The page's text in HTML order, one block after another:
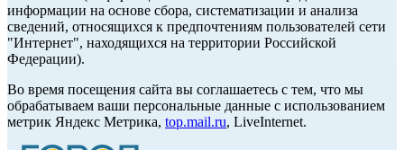
информации на основе сбора, систематизации и анализа
сведений, относящихся к предпочтениям пользователей сети
"Интернет", находящихся на территории Российской
Федерации).
Во время посещения сайта вы соглашаетесь с тем, что мы
обрабатываем ваши персональные данные с использованием
метрик Яндекс Метрика, top.mail.ru, LiveInternet.